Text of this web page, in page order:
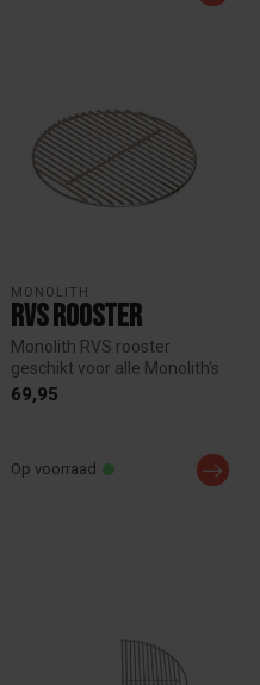
MONOLITH
RVS Rooster
Monolith RVS rooster
geschikt voor alle Monolith's
modellen.
69,95
Op voorraad